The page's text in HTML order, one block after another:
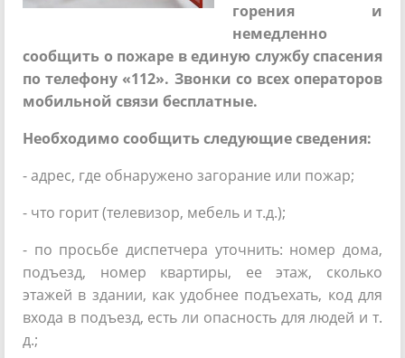
горения и
немедленно
сообщить о пожаре в единую службу спасения
по телефону «112». Звонки со всех операторов
мобильной связи бесплатные.
Необходимо сообщить следующие сведения:
- адрес, где обнаружено загорание или пожар;
- что горит (телевизор, мебель и т.д.);
- по просьбе диспетчера уточнить: номер дома,
подъезд, номер квартиры, ее этаж, сколько
этажей в здании, как удобнее подъехать, код для
входа в подъезд, есть ли опасность для людей и т.
д.;